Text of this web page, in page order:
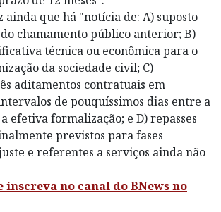
que há "notícia de: A) suposto
chamamento público anterior; B)
técnica ou econômica para o
da sociedade civil; C)
aditamentos contratuais em
de pouquíssimos dias entre a
efetiva formalização; e D) repasses
previstos para fases
e referentes a serviços ainda não
inscreva no canal do BNews no